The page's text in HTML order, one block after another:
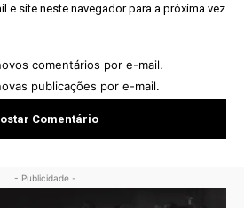
e site neste navegador para a próxima vez
comentários por e-mail.
publicações por e-mail.
- Publicidade -